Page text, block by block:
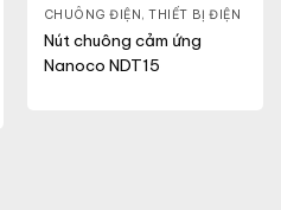
DÒNG MODERVA
CHUÔNG ĐIỆN ,THIẾT BỊ ĐIỆN
Nút chuông cảm ứng
Nanoco NDT15